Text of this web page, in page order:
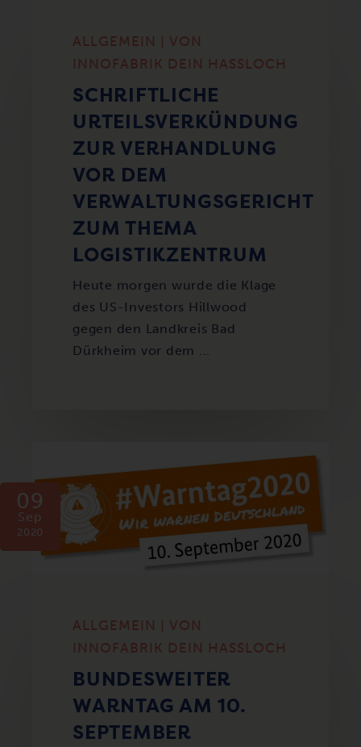
ALLGEMEIN | VON
INNOFABRIK DEIN HASSLOCH
SCHRIFTLICHE
URTEILSVERKÜNDUNG
ZUR VERHANDLUNG
VOR DEM
VERWALTUNGSGERICHT
ZUM THEMA
LOGISTIKZENTRUM
Heute morgen wurde die Klage
des US-Investors Hillwood
gegen den Landkreis Bad
Dürkheim vor dem ...
09
Sep
2020
ALLGEMEIN | VON
INNOFABRIK DEIN HASSLOCH
BUNDESWEITER
WARNTAG AM 10.
SEPTEMBER